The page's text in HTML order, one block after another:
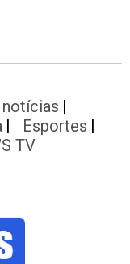
Esportes
TV